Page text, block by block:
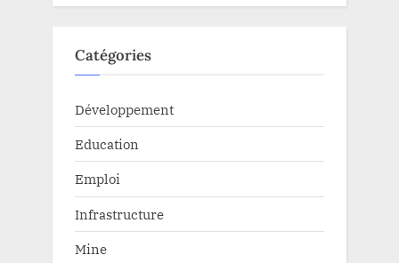
Catégories
Développement
Education
Emploi
Infrastructure
Mine